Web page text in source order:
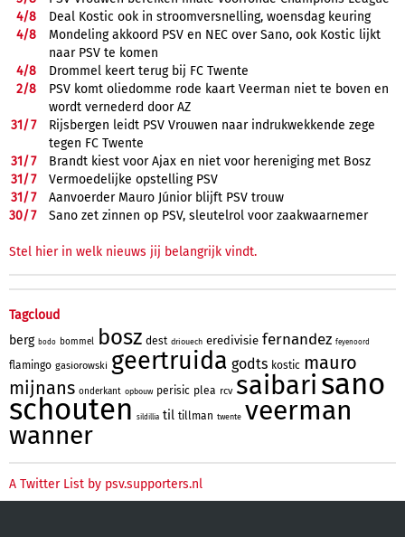
4/8
Deal Kostic ook in stroomversnelling, woensdag keuring
4/8
Mondeling akkoord PSV en NEC over Sano, ook Kostic lijkt
naar PSV te komen
4/8
Drommel keert terug bij FC Twente
2/8
PSV komt oliedomme rode kaart Veerman niet te boven en
wordt vernederd door AZ
31/7
Rijsbergen leidt PSV Vrouwen naar indrukwekkende zege
tegen FC Twente
31/7
Brandt kiest voor Ajax en niet voor hereniging met Bosz
31/7
Vermoedelijke opstelling PSV
31/7
Aanvoerder Mauro Júnior blijft PSV trouw
30/7 Sano zet zinnen op PSV, sleutelrol voor zaakwaarnemer
Stel hier in welk nieuws jij belangrijk vindt.
Tagcloud
berg bodo bommel bosz dest driouech eredivisie fernandez feyenoord
flamingo gasiorowski geertruida godts kostic mauro
mijnans onderkant opbouw perisic plea rcv saibari sano
schouten sildillia til tillman twente veerman
wanner
A Twitter List by psv.supporters.nl